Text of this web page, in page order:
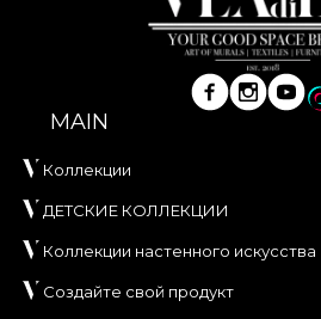
MAIN
Коллекции
ДЕТСКИЕ КОЛЛЕКЦИИ
Коллекции настенного искусства
Создайте свой продукт